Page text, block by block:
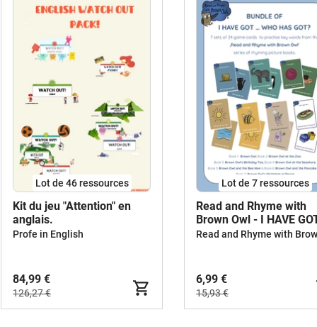
Lot de 46 ressources
Kit du jeu "Attention" en
anglais.
Profe in English
84,99 €
126,27 €
Lot de 7 ressources
Read and Rhyme with
Brown Owl - I HAVE
WHO HAS GOT ...? -
6,99 €
15,93 €